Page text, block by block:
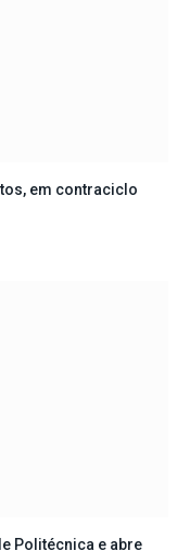
em contraciclo
Politécnica e abre